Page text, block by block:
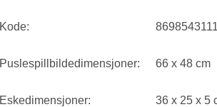
Kode:
Puslespillbildedimensjoner: 66 x 48 cm
Eskedimensjoner: 36 x 25 x 5